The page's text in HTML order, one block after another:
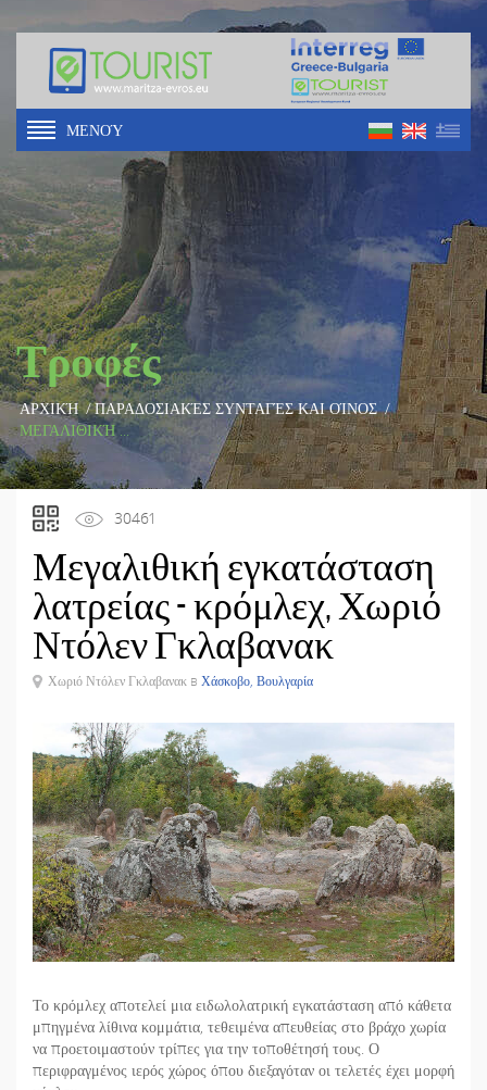
ΜΕΝΟΎ
Τροφές
ΑΡΧΙΚΉ/ΠΑΡΑΔΟΣΙΑΚΈΣ ΣΥΝΤΑΓΈΣ ΚΑΙ ΟΊΝΟΣ/
ΜΕΓΑΛΙΘΙΚΉ ...
30461
Μεγαλιθική εγκατάσταση
λατρείας - κρόμλεχ, Χωριό
Ντόλεν Γκλαβανακ
Χωριό Ντόλεν Γκλαβανακ в Χάσκοβο, Βουλγαρία
Το κρόμλεχ αποτελεί μια ειδωλολατρική εγκατάσταση από κάθετα
μπηγμένα λίθινα κομμάτια, τεθειμένα απευθείας στο βράχο χωρία
να προετοιμαστούν τρίπες για την τοποθέτησή τους. Ο
περιφραγμένος ιερός χώρος όπου διεξαγόταν οι τελετές έχει μορφή